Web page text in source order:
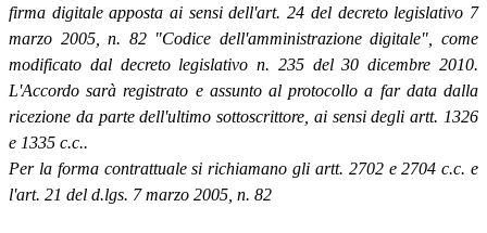
firma digitale apposta ai sensi dell'art. 24 del decreto legislativo 7
marzo 2005, n. 82 "Codice dell'amministrazione digitale", come
modificato dal decreto legislativo n. 235 del 30 dicembre 2010.
L'Accordo sarà registrato e assunto al protocollo a far data dalla
ricezione da parte dell'ultimo sottoscrittore, ai sensi degli artt. 1326
e 1335 c.c..
Per la forma contrattuale si richiamano gli artt. 2702 e 2704 c.c. e
l'art. 21 del d.lgs. 7 marzo 2005, n. 82